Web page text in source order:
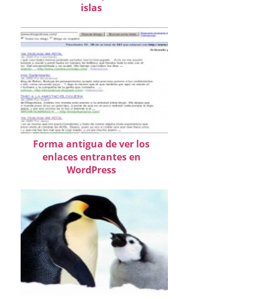
islas
Forma antigua de ver los
enlaces entrantes en
WordPress